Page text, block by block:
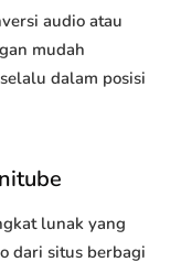
audio atau
mudah
dalam posisi
lunak yang
dari situs berbagi